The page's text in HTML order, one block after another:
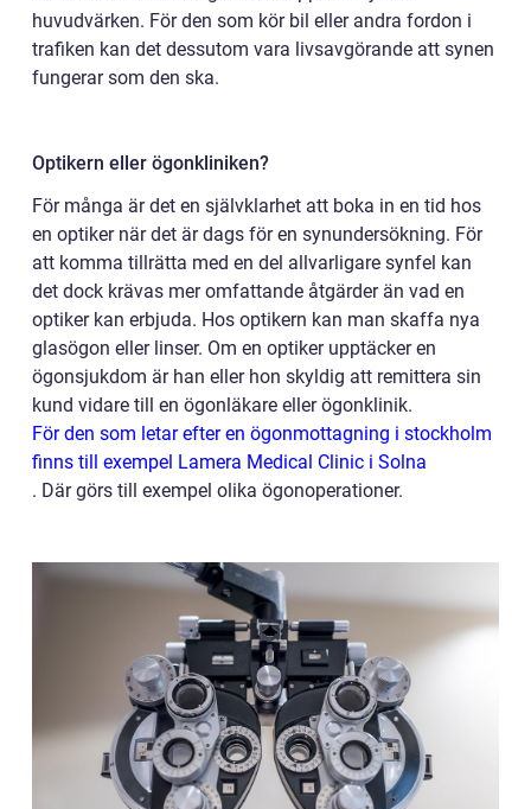
huvudvärken. För den som kör bil eller andra fordon i
trafiken kan det dessutom vara livsavgörande att synen
fungerar som den ska.
Optikern eller ögonkliniken?
För många är det en självklarhet att boka in en tid hos
en optiker när det är dags för en synundersökning. För
att komma tillrätta med en del allvarligare synfel kan
det dock krävas mer omfattande åtgärder än vad en
optiker kan erbjuda. Hos optikern kan man skaffa nya
glasögon eller linser. Om en optiker upptäcker en
ögonsjukdom är han eller hon skyldig att remittera sin
kund vidare till en ögonläkare eller ögonklinik.
För den som letar efter en ögonmottagning i stockholm
finns till exempel Lamera Medical Clinic i Solna
. Där görs till exempel olika ögonoperationer.